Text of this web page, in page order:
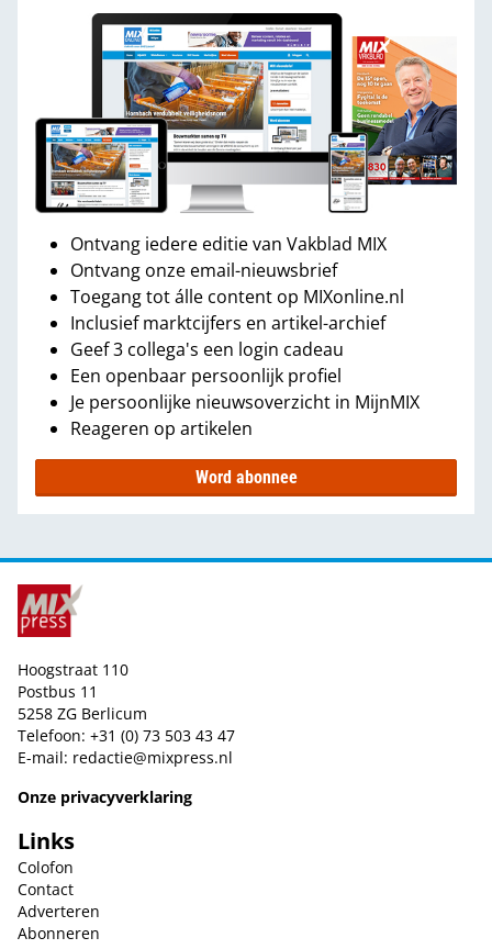
Ontvang iedere editie van Vakblad MIX
Ontvang onze email-nieuwsbrief
Toegang tot álle content op MIXonline.nl
Inclusief marktcijfers en artikel-archief
Geef 3 collega's een login cadeau
Een openbaar persoonlijk profiel
Je persoonlijke nieuwsoverzicht in MijnMIX
Reageren op artikelen
Word abonnee
Hoogstraat 110
Postbus 11
5258 ZG Berlicum
Telefoon: +31 (0) 73 503 43 47
E-mail: redactie@mixpress.nl
Onze privacyverklaring
Links
Colofon
Contact
Adverteren
Abonneren